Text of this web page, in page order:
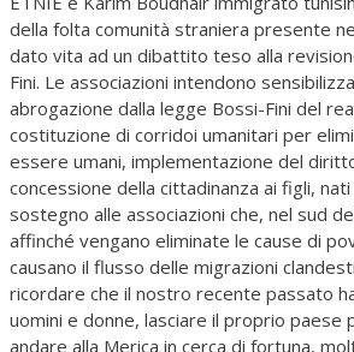
della folta comunità straniera presente
dato vita ad un dibattito teso alla
Fini. Le associazioni intendono
abrogazione dalla legge Bossi-Fini del
costituzione di corridoi umanitari per
essere umani, implementazione del
concessione della cittadinanza ai figli,
sostegno alle associazioni che, nel sud
affinché vengano eliminate le cause di
causano il flusso delle migrazioni
ricordare che il nostro recente passato
uomini e donne, lasciare il proprio paese
andare alla Merica in cerca di fortuna,